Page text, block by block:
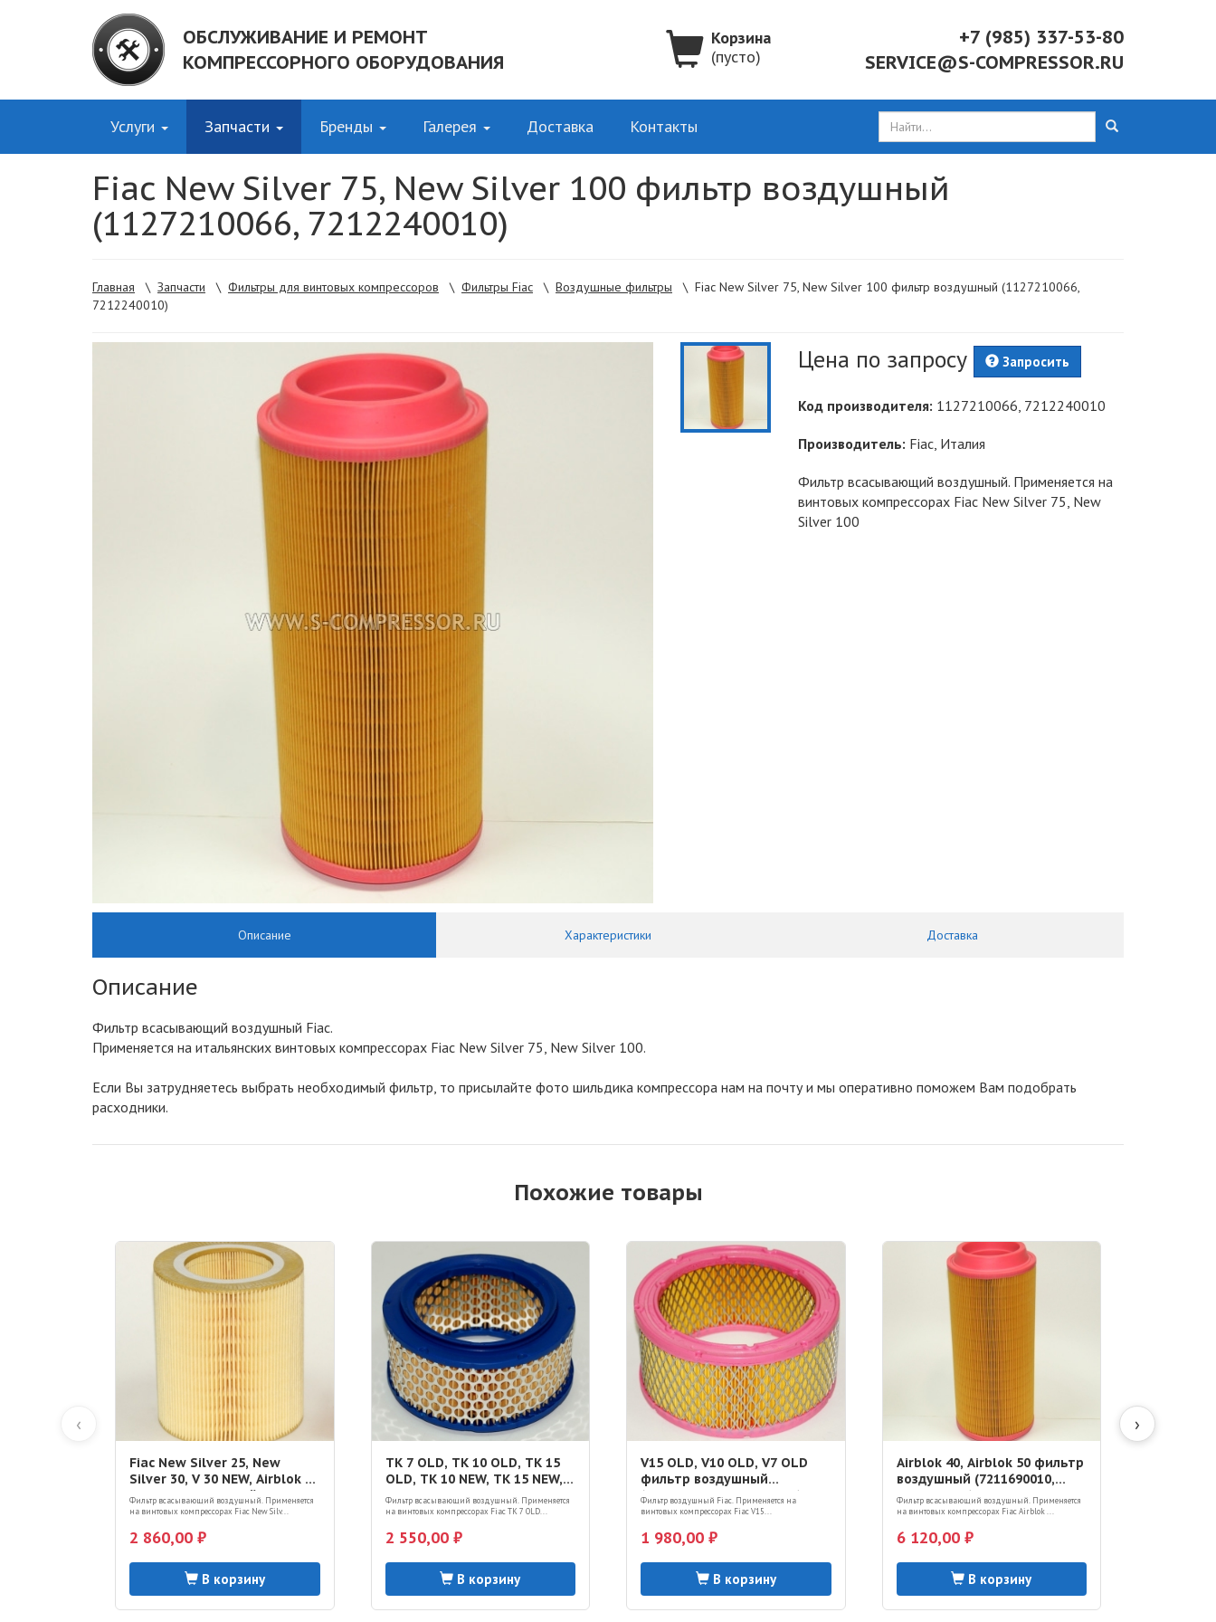
ОБСЛУЖИВАНИЕ И РЕМОНТ
КОМПРЕССОРНОГО ОБОРУДОВАНИЯ
+7 (985) 337-53-80
SERVICE@S-COMPRESSOR.RU
Корзина
(пусто)
Услуги Запчасти Бренды Галерея Доставка Контакты
Fiac New Silver 75, New Silver 100 фильтр воздушный
(1127210066, 7212240010)
Главная \ Запчасти \ Фильтры для винтовых компрессоров \ Фильтры Fiac \ Воздушные фильтры \ Fiac New Silver 75, New Silver 100 фильтр воздушный (1127210066,
7212240010)
Цена по запросу Запросить
Код производителя: 1127210066, 7212240010
Производитель: Fiac, Италия
Фильтр всасывающий воздушный. Применяется на
винтовых компрессорах Fiac New Silver 75, New
Silver 100
Описание Характеристики Доставка
Описание
Фильтр всасывающий воздушный Fiac.
Применяется на итальянских винтовых компрессорах Fiac New Silver 75, New Silver 100.
Если Вы затрудняетесь выбрать необходимый фильтр, то присылайте фото шильдика компрессора нам на почту и мы оперативно поможем Вам подобрать
расходники.
Похожие товары
Fiac New Silver 25, New
Silver 30, V 30 NEW, Airblok 30
фильтр воздушный
(7211450010, 1127210019)
Фильтр всасывающий воздушный. Применяется
на винтовых компрессорах Fiac New Silv...
2 860,00 ₽
В корзину
TK 7 OLD, TK 10 OLD, TK 15
OLD, TK 10 NEW, TK 15 NEW,
V20 OLD, V25 OLD фильтр
воздушный (7211260000,
1127210126)
Фильтр всасывающий воздушный. Применяется
на винтовых компрессорах Fiac TK 7 OLD...
2 550,00 ₽
В корзину
V15 OLD, V10 OLD, V7 OLD
фильтр воздушный
(7211170000, 1127210117)
Фильтр воздушный Fiac. Применяется на
винтовых компрессорах Fiac V15...
1 980,00 ₽
В корзину
Airblok 40, Airblok 50 фильтр
воздушный (7211690010,
1127210041)
Фильтр всасывающий воздушный. Применяется
на винтовых компрессорах Fiac Airblok ...
6 120,00 ₽
В корзину
‹ ›